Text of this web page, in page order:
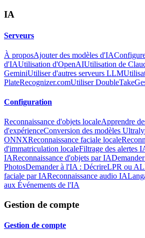
IA
Serveurs
À proposAjouter des modèles d'IA
d'IAUtilisation d'OpenAIUtilisation de
GeminiUtiliser d'autres serveurs LLM
PlateRecognizer.comUtiliser DoubleTake
Configuration
Reconnaissance d'objets localeApprendre
d'expérienceConversion des modèles
ONNXReconnaissance faciale locale
d'immatriculation localeFiltrage des alertes
IAReconnaissance d'objets par IA
PhotosDemander à l'IA : DécrireLPR ou
faciale par IAReconnaissance audio IA
aux Événements de l'IA
Gestion de compte
Gestion de compte